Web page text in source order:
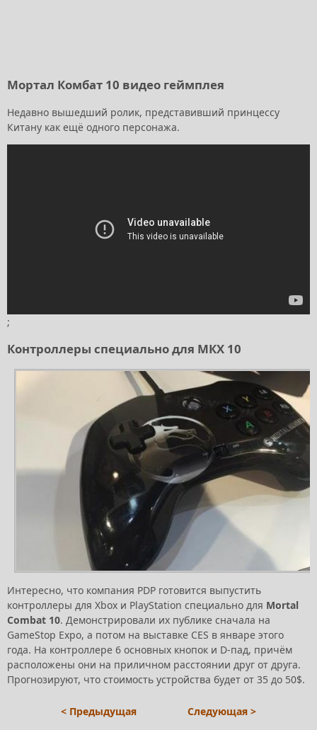
Мортал Комбат 10 видео геймплея
Недавно вышедший ролик, представивший принцессу
Китану как ещё одного персонажа.
;
Контроллеры специально для МКХ 10
Интересно, что компания PDP готовится выпустить
контроллеры для Xbox и PlayStation специально для Mortal
Combat 10. Демонстрировали их публике сначала на
GameStop Expo, а потом на выставке CES в январе этого
года. На контроллере 6 основных кнопок и D-пад, причём
расположены они на приличном расстоянии друг от друга.
Прогнозируют, что стоимость устройства будет от 35 до 50$.
< Предыдущая Следующая >